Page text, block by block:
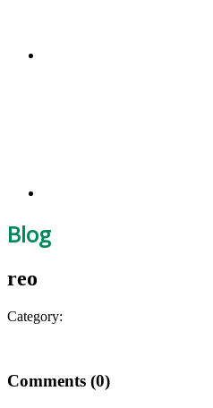
Blog
reo
Category:
Comments (0)